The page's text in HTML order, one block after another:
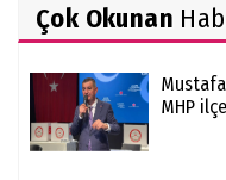
Çok Okunan
MHP